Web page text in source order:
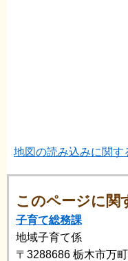
地図の読み込みに関す
このページに関
子育て総務課
地域子育て係
〒3288686 栃木市万